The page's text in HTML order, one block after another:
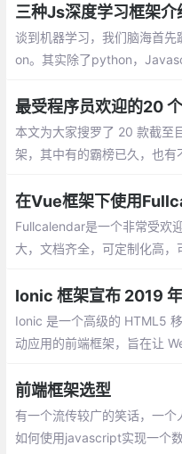
Ember.js、AngularJS 数据绑
虚拟 DOM 的思想。
三种Js深度学习框架介
谈到机器学习，我们脑海首
on。其实除了python，
最受程序员欢迎的20
本文为大家搜罗了 20 款截至
架，其中有的霸榜已久，也
在Vue框架下使用
Fullcalendar是一个非常受欢
大，文档齐全，可定制化高
在Vue框架下使用
Ionic 框架宣布 2019
Ionic 是一个高级的 HTML5
动应用的前端框架，旨在让
ue 和 React 。
前端框架选型
有一个流传较广的笑话，一
如何使用javascript实现一个